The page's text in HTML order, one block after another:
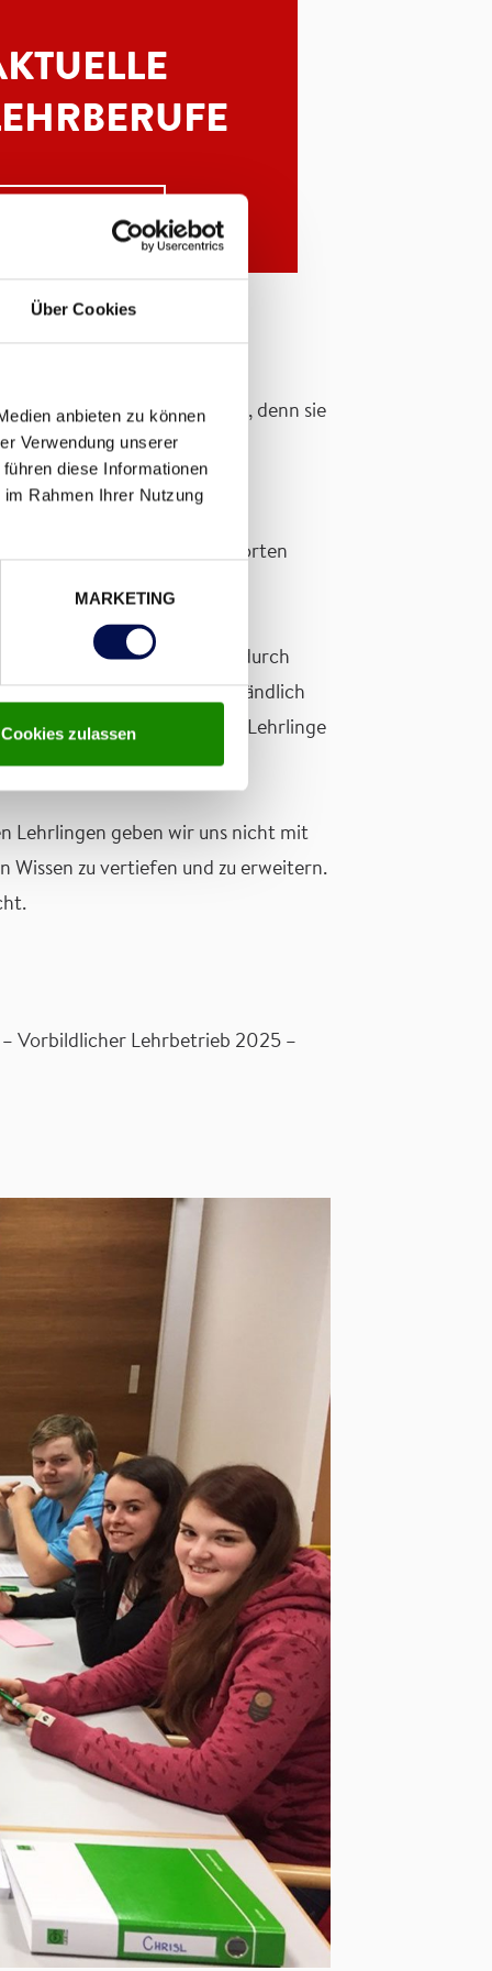
Über Cookies
anbieten zu können
Verwendung unserer
diese Informationen
Rahmen Ihrer Nutzung
MARKETING
Cookies zulassen
bestmögliche Ausbildung, denn sie
Ausbildner Zeit, beantworten
Rat und Tat zur Seite. Dadurch
zu wagen. Selbstverständlich
profitieren sie selbst, unsere Lehrlinge
Lehrlingen geben wir uns nicht mit
Wissen zu vertiefen und zu erweitern.
– Vorbildlicher Lehrbetrieb 2025 –